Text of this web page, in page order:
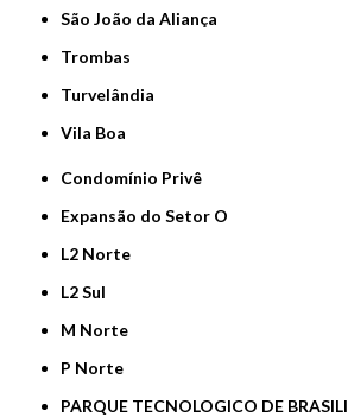
São João da Aliança
Trombas
Turvelândia
Vila Boa
Condomínio Privê
Expansão do Setor O
L2 Norte
L2 Sul
M Norte
P Norte
PARQUE TECNOLOGICO DE